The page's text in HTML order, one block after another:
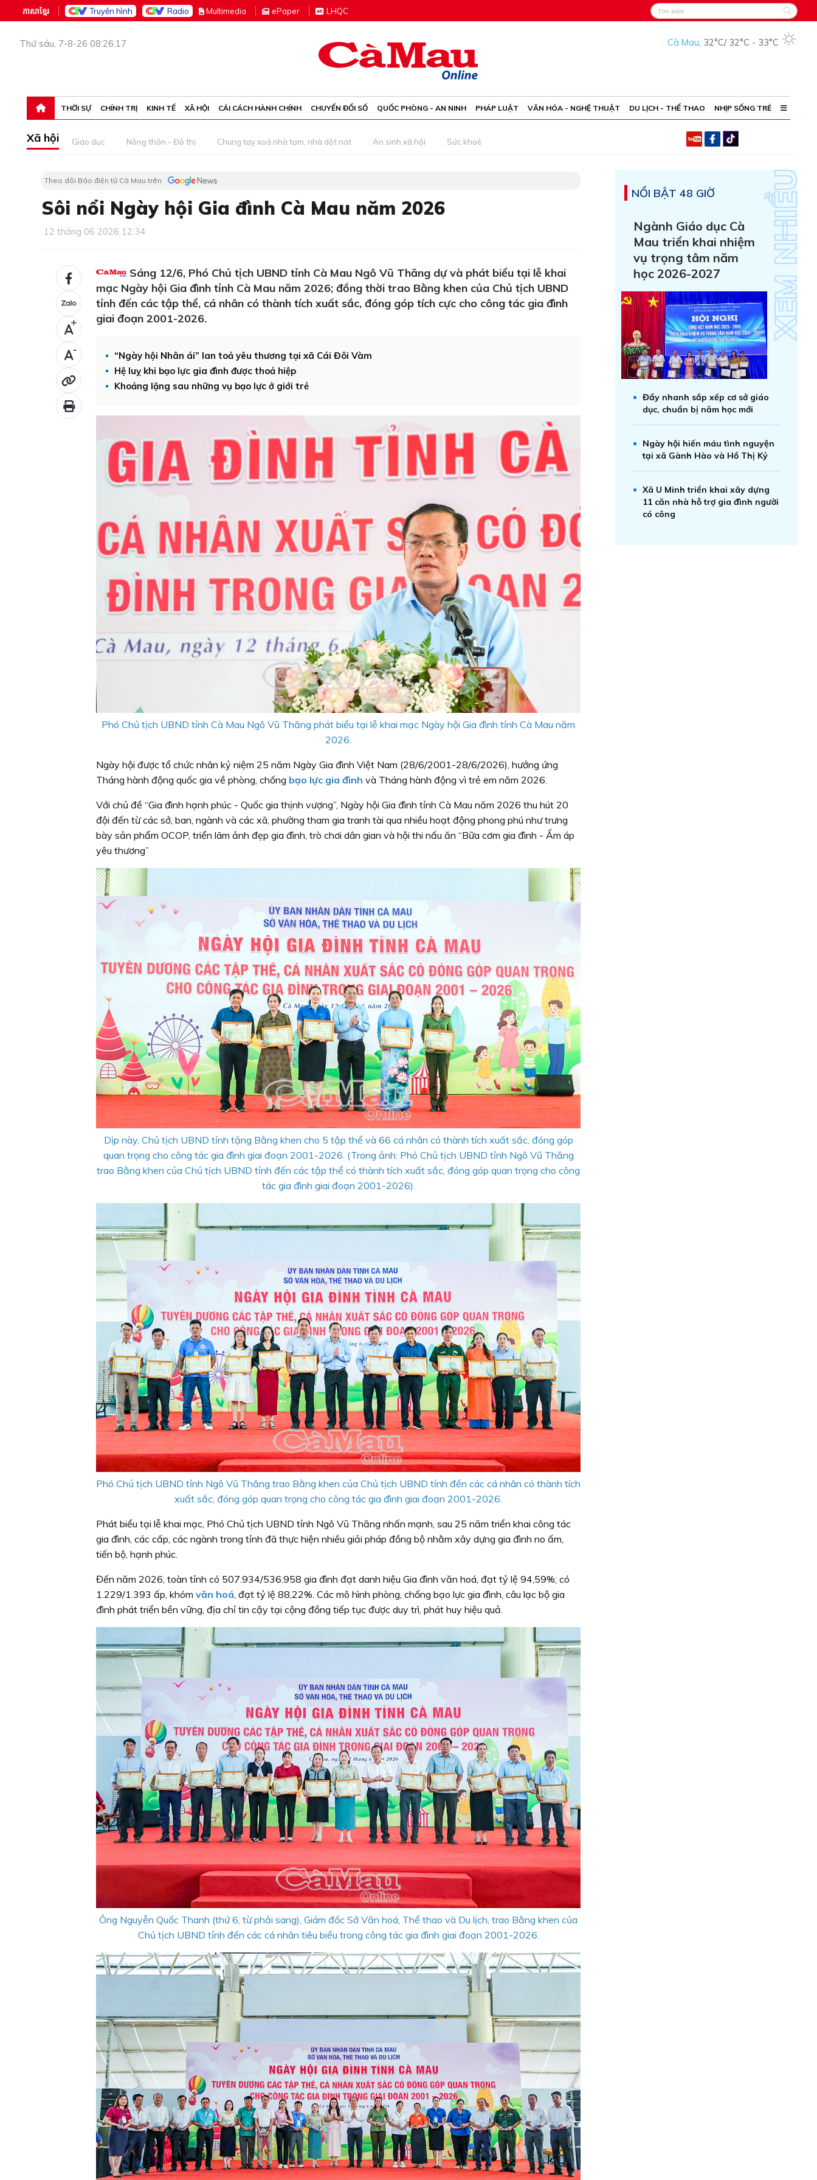
ភាសាខ្មែរ Truyền hình Radio Multimedia ePaper LHQC
Thứ sáu, 7-8-26 08:26:17 Cà Mau, 32°C/ 32°C - 33°C
THỜI SỰ CHÍNH TRỊ KINH TẾ XÃ HỘI CẢI CÁCH HÀNH CHÍNH CHUYỂN ĐỔI SỐ QUỐC PHÒNG - AN NINH PHÁP LUẬT VĂN HÓA - NGHỆ THUẬT DU LỊCH - THỂ THAO NHỊP SỐNG TRẺ
Xã hội Giáo dục Nông thôn - Đô thị Chung tay xoá nhà tạm, nhà dột nát An sinh xã hội Sức khoẻ
Theo dõi Báo điện tử Cà Mau trên
Sôi nổi Ngày hội Gia đình Cà Mau năm 2026
12 tháng 06 2026 12:34
+
-
Sáng 12/6, Phó Chủ tịch UBND tỉnh Cà Mau Ngô Vũ Thăng dự và phát biểu tại lễ khai
mạc Ngày hội Gia đình tỉnh Cà Mau năm 2026; đồng thời trao Bằng khen của Chủ tịch UBND
tỉnh đến các tập thể, cá nhân có thành tích xuất sắc, đóng góp tích cực cho công tác gia đình
giai đoạn 2001-2026.
“Ngày hội Nhân ái” lan toả yêu thương tại xã Cái Đôi Vàm
Hệ luỵ khi bạo lực gia đình được thoả hiệp
Khoảng lặng sau những vụ bạo lực ở giới trẻ
Phó Chủ tịch UBND tỉnh Cà Mau Ngô Vũ Thăng phát biểu tại lễ khai mạc Ngày hội Gia đình tỉnh Cà Mau năm
2026.
Ngày hội được tổ chức nhân kỷ niệm 25 năm Ngày Gia đình Việt Nam (28/6/2001-28/6/2026), hưởng ứng
Tháng hành động quốc gia về phòng, chống bạo lực gia đình và Tháng hành động vì trẻ em năm 2026.
Với chủ đề “Gia đình hạnh phúc - Quốc gia thịnh vượng”, Ngày hội Gia đình tỉnh Cà Mau năm 2026 thu hút 20
đội đến từ các sở, ban, ngành và các xã, phường tham gia tranh tài qua nhiều hoạt động phong phú như trưng
bày sản phẩm OCOP, triển lãm ảnh đẹp gia đình, trò chơi dân gian và hội thi nấu ăn “Bữa cơm gia đình - Ấm áp
yêu thương”
Dịp này, Chủ tịch UBND tỉnh tặng Bằng khen cho 5 tập thể và 66 cá nhân có thành tích xuất sắc, đóng góp
quan trọng cho công tác gia đình giai đoạn 2001-2026. (Trong ảnh: Phó Chủ tịch UBND tỉnh Ngô Vũ Thăng
trao Bằng khen của Chủ tịch UBND tỉnh đến các tập thể có thành tích xuất sắc, đóng góp quan trọng cho công
tác gia đình giai đoạn 2001-2026).
Phó Chủ tịch UBND tỉnh Ngô Vũ Thăng trao Bằng khen của Chủ tịch UBND tỉnh đến các cá nhân có thành tích
xuất sắc, đóng góp quan trọng cho công tác gia đình giai đoạn 2001-2026.
Phát biểu tại lễ khai mạc, Phó Chủ tịch UBND tỉnh Ngô Vũ Thăng nhấn mạnh, sau 25 năm triển khai công tác
gia đình, các cấp, các ngành trong tỉnh đã thực hiện nhiều giải pháp đồng bộ nhằm xây dựng gia đình no ấm,
tiến bộ, hạnh phúc.
Đến năm 2026, toàn tỉnh có 507.934/536.958 gia đình đạt danh hiệu Gia đình văn hoá, đạt tỷ lệ 94,59%; có
1.229/1.393 ấp, khóm văn hoá , đạt tỷ lệ 88,22%. Các mô hình phòng, chống bạo lực gia đình, câu lạc bộ gia
đình phát triển bền vững, địa chỉ tin cậy tại cộng đồng tiếp tục được duy trì, phát huy hiệu quả.
Ông Nguyễn Quốc Thanh (thứ 6, từ phải sang), Giám đốc Sở Văn hoá, Thể thao và Du lịch, trao Bằng khen của
Chủ tịch UBND tỉnh đến các cá nhân tiêu biểu trong công tác gia đình giai đoạn 2001-2026.
NỔI BẬT 48 GIỜ
Ngành Giáo dục Cà
Mau triển khai nhiệm
vụ trọng tâm năm
học 2026-2027
Đẩy nhanh sắp xếp cơ sở giáo
dục, chuẩn bị năm học mới
Ngày hội hiến máu tình nguyện
tại xã Gành Hào và Hồ Thị Kỷ
Xã U Minh triển khai xây dựng
11 căn nhà hỗ trợ gia đình người
có công